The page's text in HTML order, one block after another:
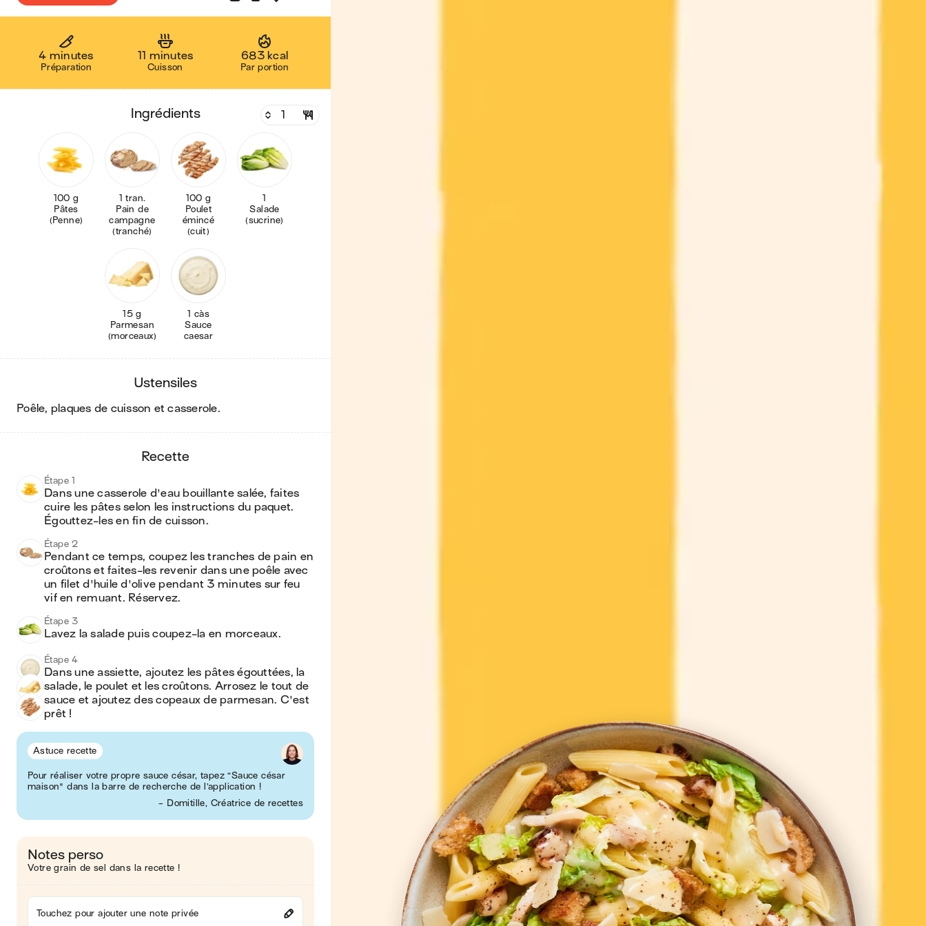
4 minutes
Préparation
11 minutes
Cuisson
683 kcal
Par portion
ingrédients
100 g
Pâtes
(Penne)
1 tran.
Pain de
campagne
(tranché)
100 g
Poulet
émincé
(cuit)
1
Salade
(sucrine)
15 g
Parmesan
(morceaux)
1 càs
Sauce
caesar
ustensiles
poêle, plaques de cuisson et casserole.
recette
Étape 1
Dans une casserole d'eau bouillante salée, faites
cuire les pâtes selon les instructions du paquet.
Égouttez-les en fin de cuisson.
Étape 2
Pendant ce temps, coupez les tranches de pain en
croûtons et faites-les revenir dans une poêle avec
un filet d'huile d'olive pendant 3 minutes sur feu
vif en remuant. Réservez.
Étape 3
Lavez la salade puis coupez-la en morceaux.
Étape 4
Dans une assiette, ajoutez les pâtes égouttées, la
salade, le poulet et les croûtons. Arrosez le tout de
sauce et ajoutez des copeaux de parmesan. C'est
prêt !
Astuce recette
Pour réaliser votre propre sauce césar, tapez “Sauce césar
maison" dans la barre de recherche de l’application !
- Domitille, Créatrice de recettes
Notes perso
Votre grain de sel dans la recette !
Touchez pour ajouter une note privée